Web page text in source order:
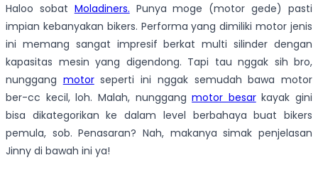
Haloo sobat Moladiners. Punya moge (motor gede) pasti
impian kebanyakan bikers. Performa yang dimiliki motor jenis
ini memang sangat impresif berkat multi silinder dengan
kapasitas mesin yang digendong. Tapi tau nggak sih bro,
nunggang motorseperti ini nggak semudah bawa motor
ber-cc kecil, loh. Malah, nunggangmotor besarkayak gini
bisa dikategorikan ke dalam level berbahaya buat bikers
pemula, sob. Penasaran? Nah, makanya simak penjelasan
Jinny di bawah ini ya!